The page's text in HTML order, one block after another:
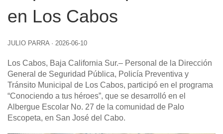
en Los Cabos
JULIO PARRA · 2026-06-10
Los Cabos, Baja California Sur.– Personal de la Dirección
General de Seguridad Pública, Policía Preventiva y
Tránsito Municipal de Los Cabos, participó en el programa
“Conociendo a tus héroes”, que se desarrolló en el
Albergue Escolar No. 27 de la comunidad de Palo
Escopeta, en San José del Cabo.